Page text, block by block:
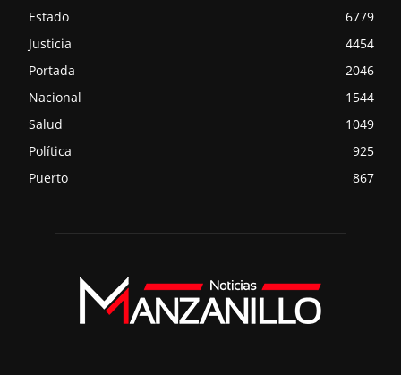
Estado
6779
Justicia
4454
Portada
2046
Nacional
1544
Salud
1049
Política
925
Puerto
867